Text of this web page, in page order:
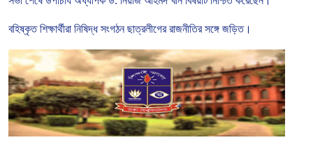
বহিষ্কৃত শিক্ষার্থীরা নিষিদ্ধ সংগঠন ছাত্রলীগের রাজনীতির সঙ্গে জড়িত।